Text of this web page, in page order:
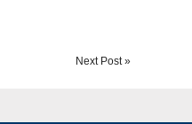
Next Post »